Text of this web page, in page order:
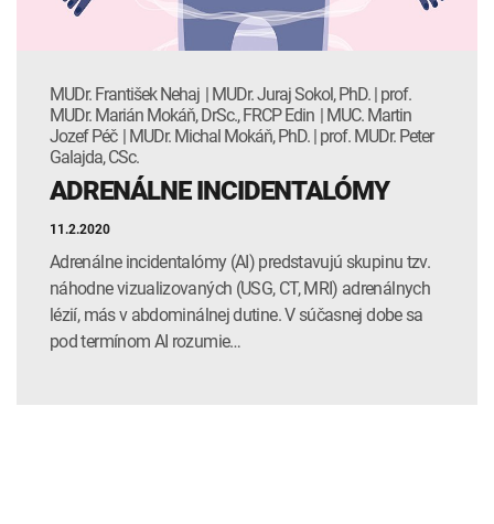
MUDr. František Nehaj | MUDr. Juraj Sokol, PhD. | prof.
MUDr. Marián Mokáň, DrSc., FRCP Edin | MUC. Martin
Jozef Péč | MUDr. Michal Mokáň, PhD. | prof. MUDr. Peter
Galajda, CSc.
ADRENÁLNE INCIDENTALÓMY
11.2.2020
Adrenálne incidentalómy (AI) predstavujú skupinu tzv.
náhodne vizualizovaných (USG, CT, MRI) adrenálnych
lézií, más v abdominálnej dutine. V súčasnej dobe sa
pod termínom AI rozumie…